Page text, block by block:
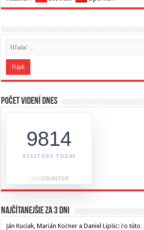
Počet videní dnes
9814
VISITORS TODAY
Najčítanejšie za 3 dni
Ján Kuciak, Marián Kočner a Daniel Lipšic: čo túto…